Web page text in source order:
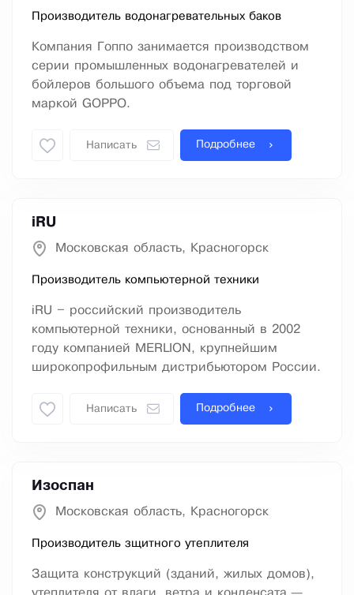
Производитель водонагревательных баков
Компания Гоппо занимается производством
серии промышленных водонагревателей и
бойлеров большого объема под торговой
маркой GOPPO.
Написать Подробнее
iRU
Московская область, Красногорск
Производитель компьютерной техники
iRU – российский производитель
компьютерной техники, основанный в 2002
году компанией MERLION, крупнейшим
широкопрофильным дистрибьютором России.
Написать Подробнее
Изоспан
Московская область, Красногорск
Производитель зщитного утеплителя
Защита конструкций (зданий, жилых домов),